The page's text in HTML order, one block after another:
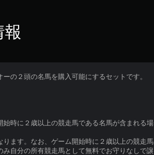
の２頭の名馬を購入可能にするセットです。
時に２歳以上の競走馬である名馬が含まれる場
ます。なお、ゲーム開始時に２歳以上の競走馬
自分の所有競走馬として無料でお守りなしで譲